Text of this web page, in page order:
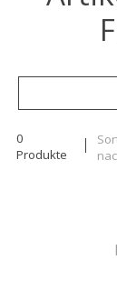
0
Produkte